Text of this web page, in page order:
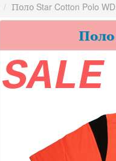
Поло Star Cotton Polo
Поло
SALE